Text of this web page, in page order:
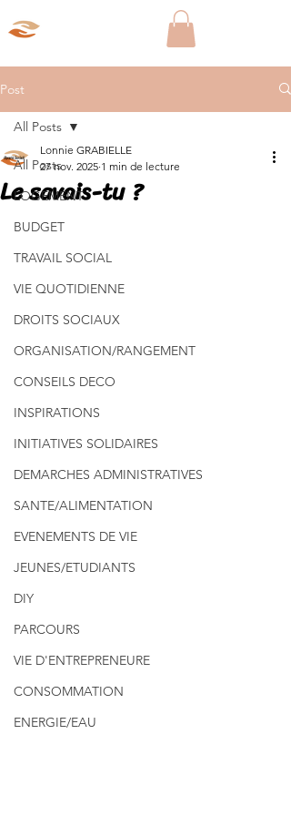
Post
All Posts
LOGEMENT
BUDGET
TRAVAIL SOCIAL
VIE QUOTIDIENNE
DROITS SOCIAUX
ORGANISATION/RANGEMENT
CONSEILS DECO
INSPIRATIONS
INITIATIVES SOLIDAIRES
DEMARCHES ADMINISTRATIVES
SANTE/ALIMENTATION
EVENEMENTS DE VIE
JEUNES/ETUDIANTS
DIY
PARCOURS
VIE D'ENTREPRENEURE
CONSOMMATION
ENERGIE/EAU
All Posts
Le savais-tu ?
Lonnie GRABIELLE
27 nov. 2025 1 min de lecture